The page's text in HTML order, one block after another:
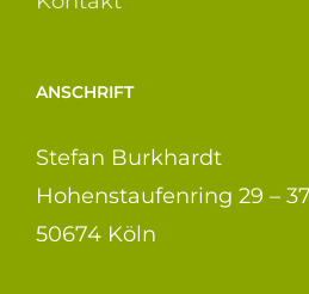
ANSCHRIFT
Stefan Burkhardt
Hohenstaufenring 29 – 37
50674 Köln